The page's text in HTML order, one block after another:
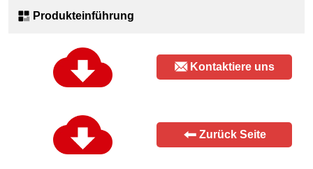
Produkteinführung
Kontaktiere uns
Zurück Seite